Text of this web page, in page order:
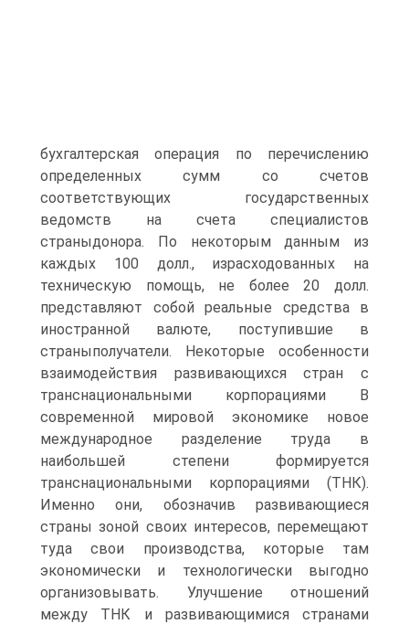
бухгалтерская операция по перечислению
определенных сумм со счетов
соответствующих государственных
ведомств на счета специалистов
страныдонора. По некоторым данным из
каждых 100 долл., израсходованных на
техническую помощь, не более 20 долл.
представляют собой реальные средства в
иностранной валюте, поступившие в
страныполучатели. Некоторые особенности
взаимодействия развивающихся стран с
транснациональными корпорациями В
современной мировой экономике новое
международное разделение труда в
наибольшей степени формируется
транснациональными корпорациями (ТНК).
Именно они, обозначив развивающиеся
страны зоной своих интересов, перемещают
туда свои производства, которые там
экономически и технологически выгодно
организовывать. Улучшение отношений
между ТНК и развивающимися странами